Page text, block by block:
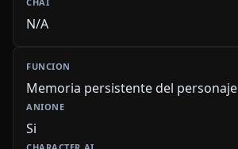
N/A
Memoria persistente del personaje
Si